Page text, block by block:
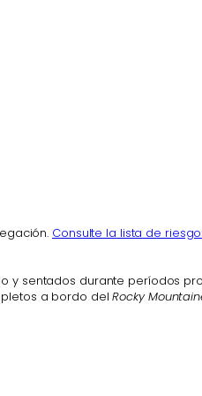
Consulte la lista de
sentados durante períodos
a bordo delRocky